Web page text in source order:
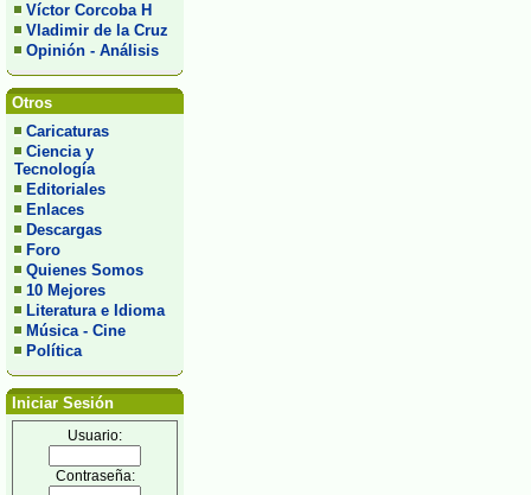
Víctor Corcoba H
Vladimir de la Cruz
Opinión - Análisis
Otros
Caricaturas
Ciencia y
Tecnología
Editoriales
Enlaces
Descargas
Foro
Quienes Somos
10 Mejores
Literatura e Idioma
Música - Cine
Política
Iniciar Sesión
Usuario:
Contraseña: